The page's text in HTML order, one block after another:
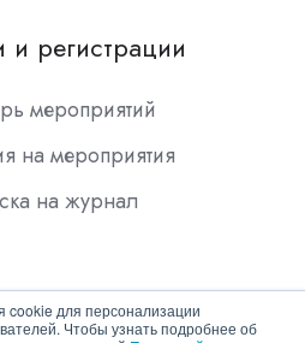
cookie для персонализации
Чтобы узнать подробнее об
регистрации
мероприятий
на мероприятия
на журнал